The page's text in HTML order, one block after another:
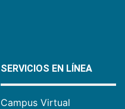
SERVICIOS EN LÍNEA
Campus Virtual